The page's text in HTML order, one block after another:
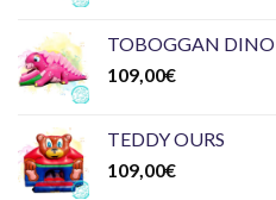
TOBOGGAN DINO
109,00€
TEDDY OURS
109,00€